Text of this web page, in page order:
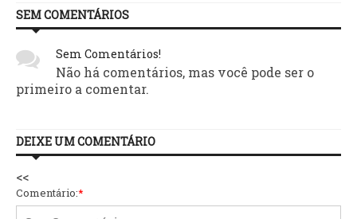
SEM COMENTÁRIOS
Sem Comentários!
Não há comentários, mas você pode ser o
primeiro a comentar.
DEIXE UM COMENTÁRIO
<<
Comentário:*